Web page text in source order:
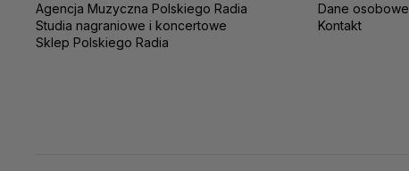
Agencja Muzyczna Polskiego Radia
Studia nagraniowe i koncertowe
Sklep Polskiego Radia
Dane osobowe
Kontakt